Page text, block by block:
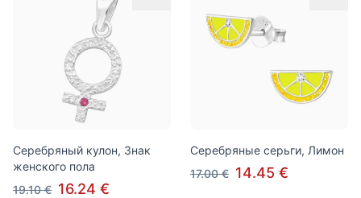
Серебряный кулон, Знак
женского пола
19.10 € 16.24 €
Cеребряные серьги, Лимон
17.00 € 14.45 €